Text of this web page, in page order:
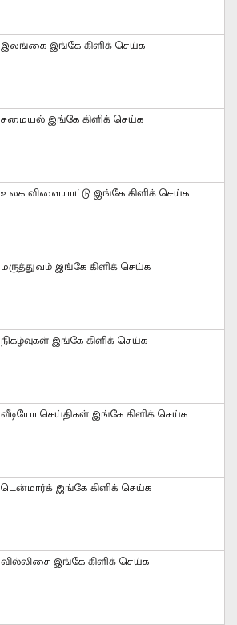
இலங்கை இங்கே கிளிக் செய்க
சமையல் இங்கே கிளிக் செய்க
உலக விளையாட்டு இங்கே கிளிக் செய்க
மருத்துவம் இங்கே கிளிக் செய்க
நிகழ்வுகள் இங்கே கிளிக் செய்க
வீடியோ செய்திகள் இங்கே கிளிக் செய்க
டென்மார்க் இங்கே கிளிக் செய்க
வில்லிசை இங்கே கிளிக் செய்க